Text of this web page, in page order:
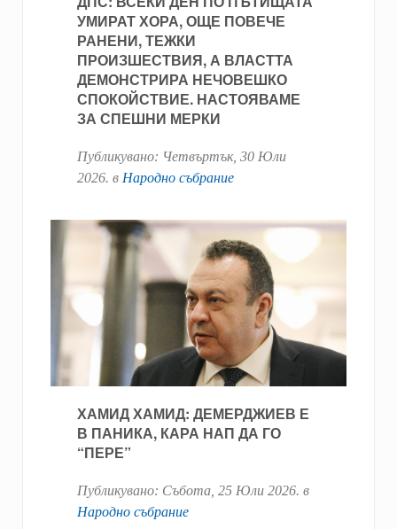
УМИРАТ ХОРА, ОЩЕ ПОВЕЧЕ
РАНЕНИ, ТЕЖКИ
ПРОИЗШЕСТВИЯ, А ВЛАСТТА
ДЕМОНСТРИРА НЕЧОВЕШКО
СПОКОЙСТВИЕ. НАСТОЯВАМЕ
ЗА СПЕШНИ МЕРКИ
Публикувано: Четвъртък, 30 Юли
2026. в Народно събрание
ХАМИД ХАМИД: ДЕМЕРДЖИЕВ Е
В ПАНИКА, КАРА НАП ДА ГО
“ПЕРЕ”
Публикувано: Събота, 25 Юли 2026. в
Народно събрание